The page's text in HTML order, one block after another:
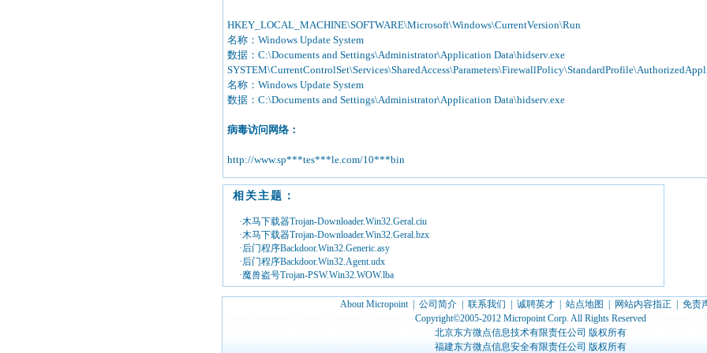
HKEY_LOCAL_MACHINE\SOFTWARE\Microsoft\Windows\CurrentVersion\Run
名称：Windows Update System
数据：C:\Documents and Settings\Administrator\Application Data\hidserv.exe
名称：Windows Update System
数据：C:\Documents and Settings\Administrator\Application Data\hidserv.exe
病毒访问网络：
http://www.sp***tes***le.com/10***bin
相关主题：
·木马下载器Trojan-Downloader.Win32.Geral.ciu
·木马下载器Trojan-Downloader.Win32.Geral.bzx
·后门程序Backdoor.Win32.Generic.asy
·后门程序Backdoor.Win32.Agent.udx
·魔兽盗号Trojan-PSW.Win32.WOW.lba
About Micropoint| 公司简介 联系我们 诚聘英才 站点地图 网站内容指正
免责
Copyright©2005-2012 Micropoint Corp. All Rights Reserved
北京东方微点信息技术有限责任公司 版权所有
福建东方微点信息安全有限责任公司 版权所有